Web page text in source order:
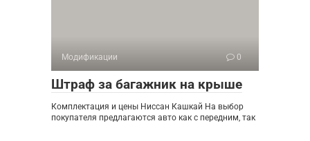
Модификации 0
Штраф за багажник на крыше
Комплектация и цены Ниссан Кашкай На выбор
покупателя предлагаются авто как с передним, так